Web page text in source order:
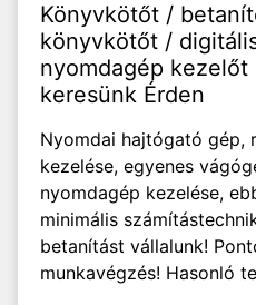
Könyvkötőt /
könyvkötőt /
nyomdagép kezelőt
keresünk Érden
Nyomdai hajtógató gép,
kezelése, egyenes
nyomdagép kezelése,
minimális
betanítást vállalunk!
munkavégzés! Hasonló